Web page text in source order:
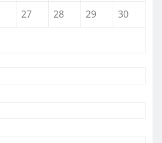
27 28 29
30